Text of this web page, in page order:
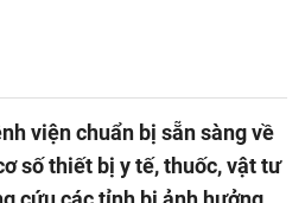
viện chuẩn bị sẵn sàng về
số thiết bị y tế, thuốc, vật tư